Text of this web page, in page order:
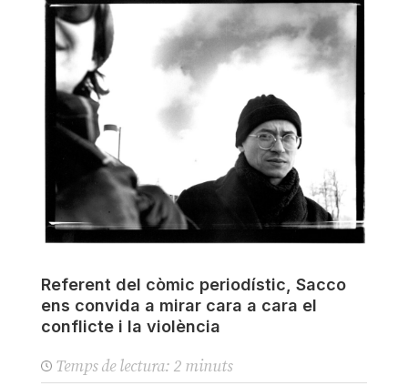
Referent del còmic periodístic, Sacco
ens convida a mirar cara a cara el
conflicte i la violència
Temps de lectura: 2 minuts